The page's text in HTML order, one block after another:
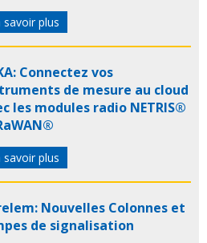
savoir plus
Connectez vos
de mesure au cloud
les modules radio NETRIS®
savoir plus
Nouvelles Colonnes et
de signalisation